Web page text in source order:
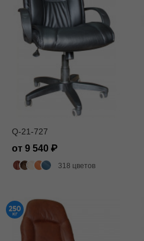
Q-21-727
от 9 540
318 цветов